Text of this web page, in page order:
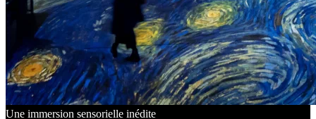
Une immersion sensorielle inédite